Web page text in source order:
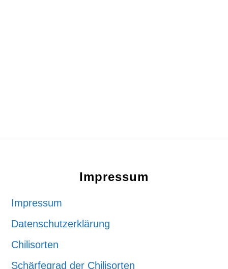
Impressum
Impressum
Datenschutzerklärung
Chilisorten
Schärfegrad der Chilisorten